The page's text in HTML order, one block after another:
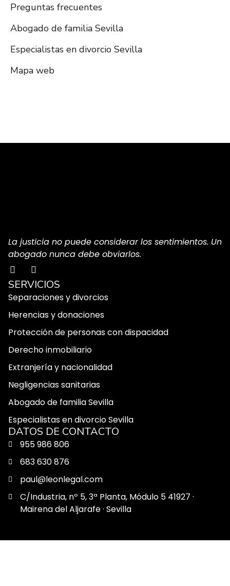
Preguntas frecuentes
Abogado de familia Sevilla
Especialistas en divorcio Sevilla
Mapa web
La justicia no puede considerar los sentimientos. Un
abogado nunca debe obviarlos.
SERVICIOS
Separaciones y divorcios
Herencias y donaciones
Protección de personas con dispacidad
Derecho inmobiliario
Extranjería y nacionalidad
Negligencias sanitarias
Abogado de familia Sevilla
Especialistas en divorcio Sevilla
DATOS DE CONTACTO
955 986 806
683 630 876
paul@leonlegal.com
C/Industria, nº 5, 3ª Planta, Módulo 5 41927 ·
Mairena del Aljarafe · Sevilla